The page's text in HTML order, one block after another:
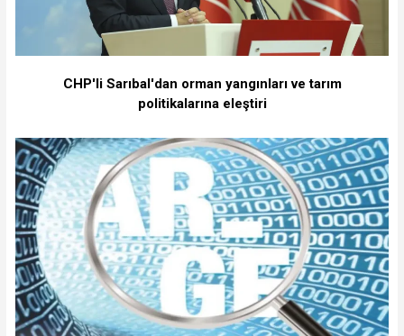
CHP'li Sarıbal'dan orman yangınları ve tarım
politikalarına eleştiri